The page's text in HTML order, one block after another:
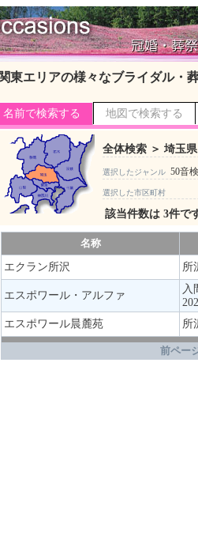
東エリアの様々なブライダル・
名前で検索する 地図で検索する
全体検索 ＞ 埼玉
選択したジャンル 50音
選択した市区町村
該当件数は 3件で
名称
エクラン所沢
所
エスポワール・アルファ
入
202
エスポワール晨麓苑
所
前ペー